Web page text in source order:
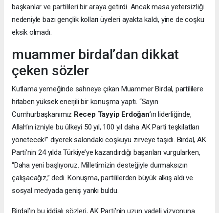
başkanlar ve partilileri bir araya getirdi. Ancak masa yetersizliği
nedeniyle bazı gençlik kolları üyeleri ayakta kaldı, yine de coşku
eksik olmadı.
muammer birdal’dan dikkat
çeken sözler
Kutlama yemeğinde sahneye çıkan Muammer Birdal, partililere
hitaben yüksek enerjili bir konuşma yaptı. “Sayın
Cumhurbaşkanımız Recep Tayyip Erdoğan’ın liderliğinde,
Allah’ın izniyle bu ülkeyi 50 yıl, 100 yıl daha AK Parti teşkilatları
yönetecek!” diyerek salondaki coşkuyu zirveye taşıdı. Birdal, AK
Parti’nin 24 yılda Türkiye’ye kazandırdığı başarıları vurgularken,
“Daha yeni başlıyoruz. Milletimizin desteğiyle durmaksızın
çalışacağız,” dedi. Konuşma, partililerden büyük alkış aldı ve
sosyal medyada geniş yankı buldu.
Birdal’ın bu iddialı sözleri, AK Parti’nin uzun vadeli vizyonuna